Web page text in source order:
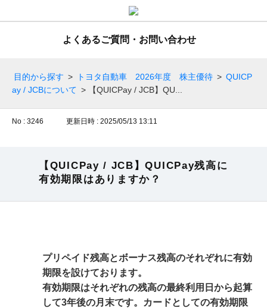
よくあるご質問・お問い合わせ
目的から探す > トヨタ自動車 2026年度 株主優待 > QUICP
ay / JCBについて > 【QUICPay / JCB】QU...
No : 3246 更新日時 : 2025/05/13 13:11
【QUICPay / JCB】QUICPay残高に
有効期限はありますか？
プリペイド残高とボーナス残高のそれぞれに有効
期限を設けております。
有効期限はそれぞれの残高の最終利用日から起算
して3年後の月末です。カードとしての有効期限